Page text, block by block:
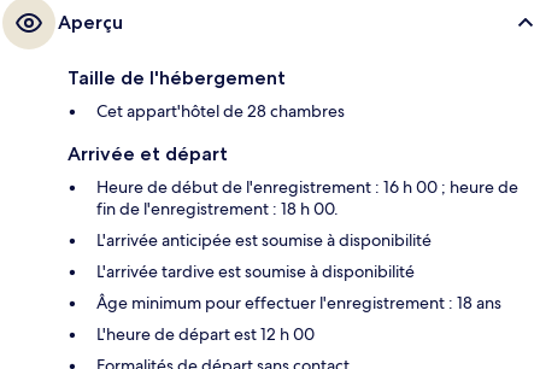
Aperçu
Taille de l'hébergement
Cet appart'hôtel de 28 chambres
Arrivée et départ
Heure de début de l'enregistrement : 16 h 00 ; heure de
fin de l'enregistrement : 18 h 00.
L'arrivée anticipée est soumise à disponibilité
L'arrivée tardive est soumise à disponibilité
Âge minimum pour effectuer l'enregistrement : 18 ans
L'heure de départ est 12 h 00